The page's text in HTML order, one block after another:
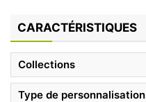
CARACTÉRISTIQUES
Collections
Type de personnalisation